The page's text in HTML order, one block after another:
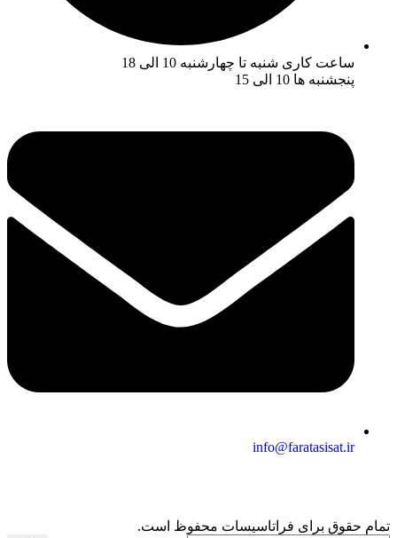
ساعت کاری شنبه تا چهارشنبه 10 الی 18
پنجشنبه ها 10 الی 15
info@faratasisat.ir
تمام حقوق برای فراتاسیسات محفوظ است.